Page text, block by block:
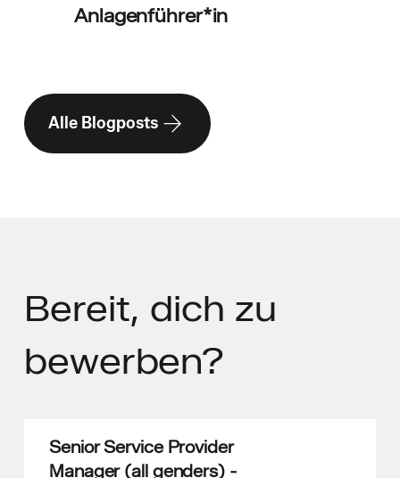
Anlagenführer*in
Alle Blogposts
Bereit, dich zu
bewerben?
Senior Service Provider
Manager (all genders) -